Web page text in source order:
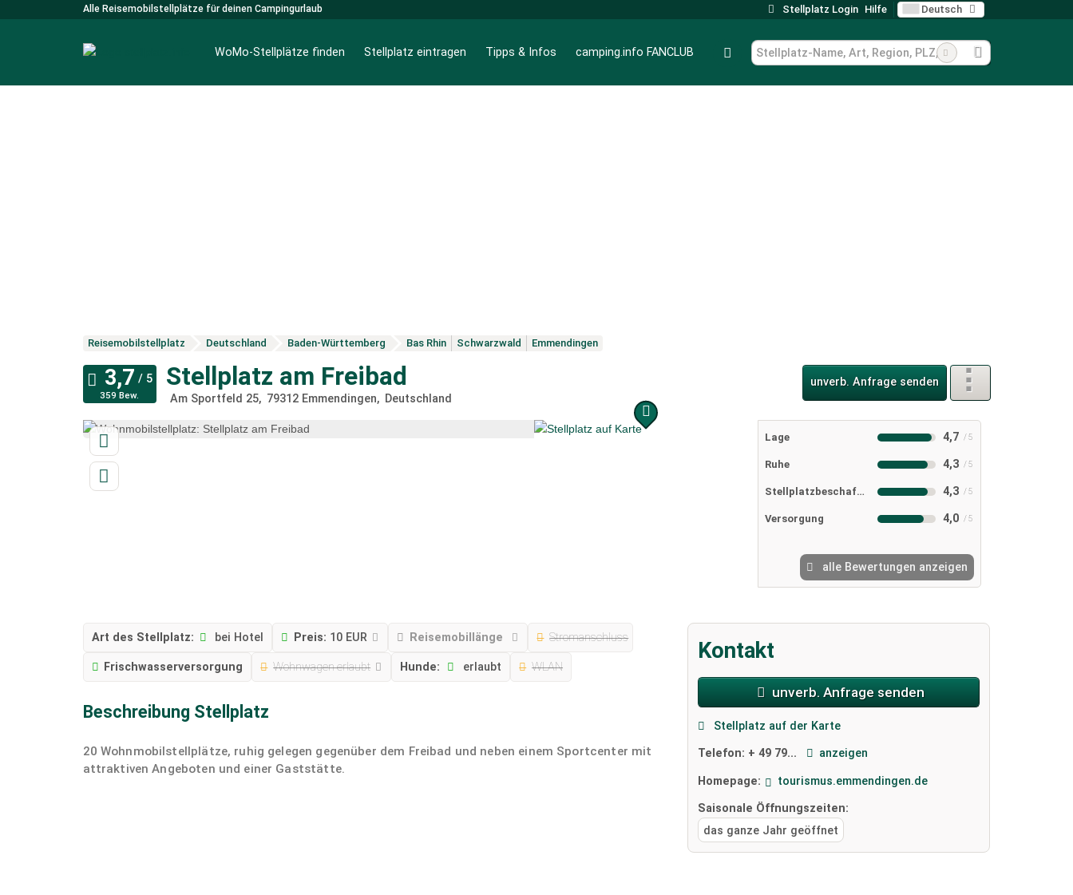
Alle Reisemobilstellplätze für deinen Campingurlaub Stellplatz Login Hilfe Deutsch
WoMo-Stellplätze finden Stellplatz eintragen Tipps & Infos camping.info FANCLUB
Reisemobilstellplatz Deutschland Baden-Württemberg Bas Rhin Schwarzwald Emmendingen
Stellplatz am Freibad
Am Sportfeld 25 79312 Emmendingen Deutschland
unverb. Anfrage senden
359 Bew.
Lage 4,7
Ruhe 4,3
Stellplatzbeschaffenheit 4,3
Versorgung 4,0
alle Bewertungen anzeigen
Art des Stellplatz: bei Hotel Preis: 10 EUR Reisemobillänge Stromanschluss
Frischwasserversorgung Wohnwagen erlaubt Hunde: erlaubt WLAN
Beschreibung Stellplatz
20 Wohnmobilstellplätze, ruhig gelegen gegenüber dem Freibad und neben einem Sportcenter mit
attraktiven Angeboten und einer Gaststätte.
Kontakt
unverb. Anfrage senden
Stellplatz auf der Karte
Telefon: + 49 79... anzeigen
Homepage: tourismus.emmendingen.de
Saisonale Öffnungszeiten:
das ganze Jahr geöffnet